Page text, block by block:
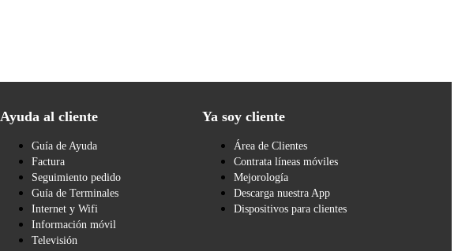
Ayuda al cliente
Guía de Ayuda
Factura
Seguimiento pedido
Guía de Terminales
Internet y Wifi
Información móvil
Televisión
Ya soy cliente
Área de Clientes
Contrata líneas móviles
Mejorología
Descarga nuestra App
Dispositivos para clientes